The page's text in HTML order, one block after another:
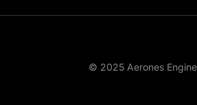
© 2025 Aerones